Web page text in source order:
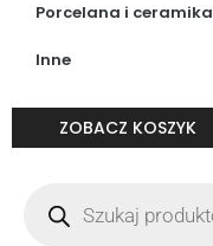
Porcelana i ceramika
Inne
ZOBACZ KOSZYK